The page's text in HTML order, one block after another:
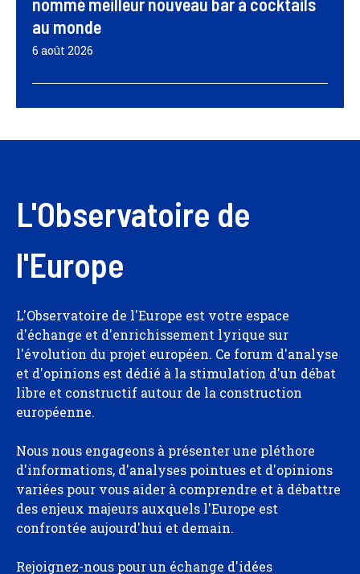
nommé meilleur nouveau bar à cocktails
au monde
6 août 2026
L'Observatoire de
l'Europe
L'Observatoire de l'Europe est votre espace
d'échange et d'enrichissement lyrique sur
l'évolution du projet européen. Ce forum d'analyse
et d'opinions est dédié à la stimulation d'un débat
libre et constructif autour de la construction
européenne.
Nous nous engageons à présenter une pléthore
d'informations, d'analyses pointues et d'opinions
variées pour vous aider à comprendre et à débattre
des enjeux majeurs auxquels l'Europe est
confrontée aujourd'hui et demain.
Rejoignez-nous pour un échange d'idées